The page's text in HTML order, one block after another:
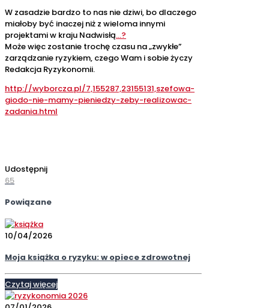
W zasadzie bardzo to nas nie dziwi, bo dlaczego
miałoby być inaczej niż z wieloma innymi
projektami w kraju Nadwisłą…?
Może więc zostanie trochę czasu na „zwykłe”
zarządzanie ryzykiem, czego Wam i sobie życzy
Redakcja Ryzykonomii.
http://wyborcza.pl/7,155287,23155131,szefowa-
giodo-nie-mamy-pieniedzy-zeby-realizowac-
zadania.html
Udostępnij
65
Powiązane
10/04/2026
Moja książka o ryzyku: w opiece zdrowotnej
Czytaj więcej